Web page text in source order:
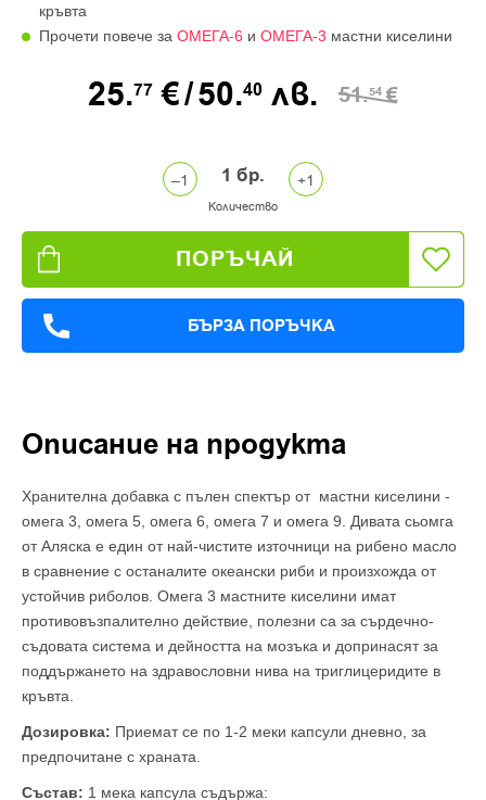
кръвта
Прочети повече за ОМЕГА-6 и ОМЕГА-3 мастни киселини
25.77 €/50.40 лв. 51.54 €
1 бр.
Количество
ПОРЪЧАЙ
БЪРЗА ПОРЪЧКА
Описание на продукта
Хранителна добавка с пълен спектър от мастни киселини -
омега 3, омега 5, омега 6, омега 7 и омега 9. Дивата сьомга
от Аляска е един от най-чистите източници на рибено масло
в сравнение с останалите океански риби и произхожда от
устойчив риболов. Омега 3 мастните киселини имат
противовъзпалително действие, полезни са за сърдечно-
съдовата система и дейността на мозъка и допринасят за
поддържането на здравословни нива на триглицеридите в
кръвта.
Дозировка: Приемат се по 1-2 меки капсули дневно, за
предпочитане с храната.
Състав: 1 мека капсула съдържа: